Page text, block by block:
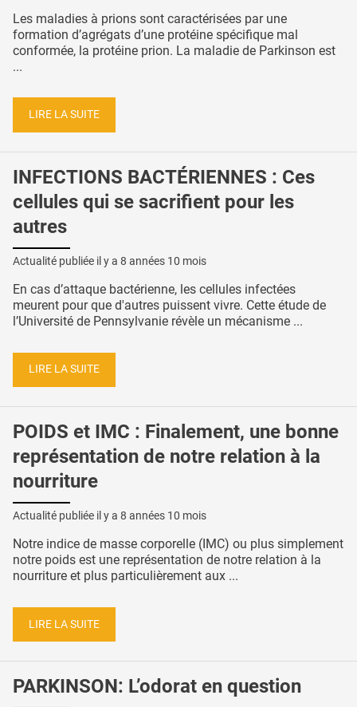
Les maladies à prions sont caractérisées par une
formation d’agrégats d’une protéine spécifique mal
conformée, la protéine prion. La maladie de Parkinson est
...
LIRE LA SUITE
INFECTIONS BACTÉRIENNES : Ces
cellules qui se sacrifient pour les
autres
Actualité publiée il y a 8 années 10 mois
En cas d’attaque bactérienne, les cellules infectées
meurent pour que d'autres puissent vivre. Cette étude de
l’Université de Pennsylvanie révèle un mécanisme ...
LIRE LA SUITE
POIDS et IMC : Finalement, une bonne
représentation de notre relation à la
nourriture
Actualité publiée il y a 8 années 10 mois
Notre indice de masse corporelle (IMC) ou plus simplement
notre poids est une représentation de notre relation à la
nourriture et plus particulièrement aux ...
LIRE LA SUITE
PARKINSON: L’odorat en question